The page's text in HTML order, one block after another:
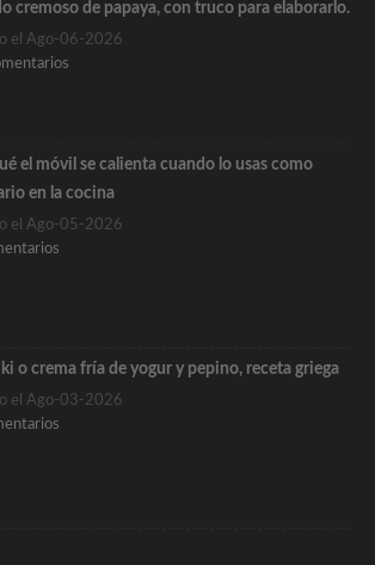
cremoso de papaya, con truco para elaborarlo.
el Ago-06-2026
el móvil se calienta cuando lo usas como
en la cocina
el Ago-05-2026
o crema fría de yogur y pepino, receta griega
el Ago-03-2026